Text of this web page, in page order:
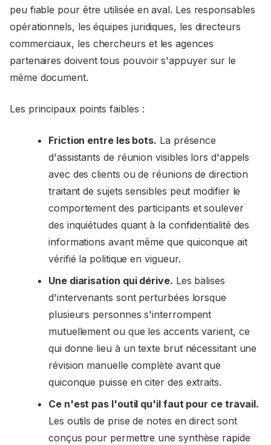
peu fiable pour être utilisée en aval. Les responsables
opérationnels, les équipes juridiques, les directeurs
commerciaux, les chercheurs et les agences
partenaires doivent tous pouvoir s'appuyer sur le
même document.
Les principaux points faibles :
Friction entre les bots. La présence
d'assistants de réunion visibles lors d'appels
avec des clients ou de réunions de direction
traitant de sujets sensibles peut modifier le
comportement des participants et soulever
des inquiétudes quant à la confidentialité des
informations avant même que quiconque ait
vérifié la politique en vigueur.
Une diarisation qui dérive. Les balises
d'intervenants sont perturbées lorsque
plusieurs personnes s'interrompent
mutuellement ou que les accents varient, ce
qui donne lieu à un texte brut nécessitant une
révision manuelle complète avant que
quiconque puisse en citer des extraits.
Ce n'est pas l'outil qu'il faut pour ce travail.
Les outils de prise de notes en direct sont
conçus pour permettre une synthèse rapide